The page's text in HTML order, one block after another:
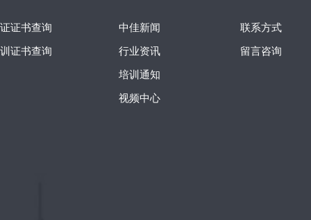
证书查询
证书查询
中佳新闻
行业资讯
培训通知
视频中心
联系方式
留言咨询